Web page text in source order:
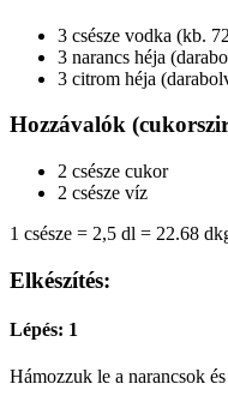
3 csésze vodka (kb.
3 narancs héja
3 citrom héja
Hozzávalók
2 csésze cukor
2 csésze víz
1 csésze = 2,5 dl = 22.68
Elkészítés:
Lépés: 1
Hámozzuk le a narancsok